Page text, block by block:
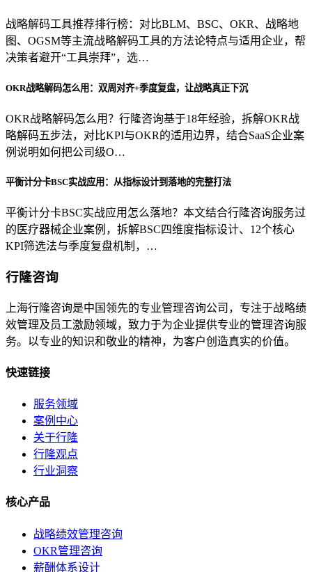
战略解码工具推荐排行榜：对比BLM、BSC、OKR、战略地
图、OGSM等主流战略解码工具的方法论特点与适用企业，帮
决策者避开“工具崇拜”，选…
OKR战略解码怎么用：双周对齐+季度复盘，让战略真正下沉
OKR战略解码怎么用？行隆咨询基于18年经验，拆解OKR战
略解码五步法，对比KPI与OKR的适用边界，结合SaaS企业案
例说明如何把公司级O…
平衡计分卡BSC实战应用：从指标设计到落地的完整打法
平衡计分卡BSC实战应用怎么落地？本文结合行隆咨询服务过
的医疗器械企业案例，拆解BSC四维度指标设计、12个核心
KPI筛选法与季度复盘机制，…
行隆咨询
上海行隆咨询是中国领先的专业管理咨询公司，专注于战略绩
效管理及员工激励领域，致力于为企业提供专业的管理咨询服
务。以专业的知识和敬业的精神，为客户创造真实的价值。
快速链接
服务领域
案例中心
关于行隆
行隆观点
行业洞察
核心产品
战略绩效管理咨询
OKR管理咨询
薪酬体系设计